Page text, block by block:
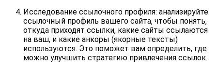
Исследование ссылочного профиля: анализируйте
ссылочный профиль вашего сайта, чтобы понять,
откуда приходят ссылки, какие сайты ссылаются
на ваш, и какие анкоры (якорные тексты)
используются. Это поможет вам определить, где
можно улучшить стратегию привлечения ссылок.